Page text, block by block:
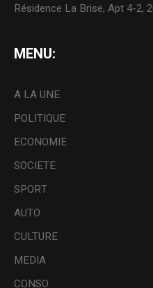
Résidence La Brise, Apt 4-2,
MENU:
A LA UNE
POLITIQUE
ECONOMIE
SOCIETE
SPORT
AUTO
CULTURE
MEDIA
CONSO